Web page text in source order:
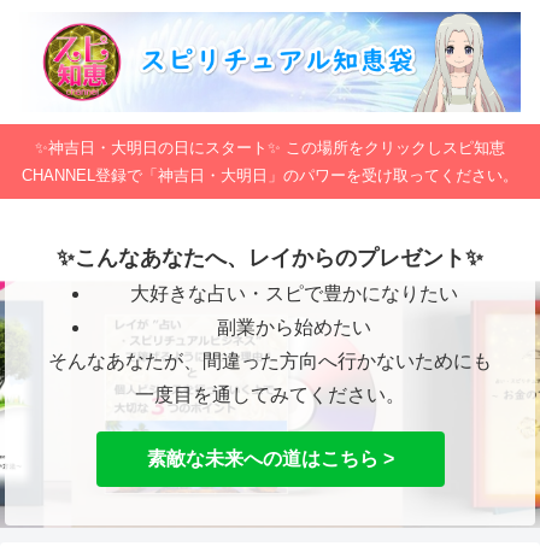
✨神吉日・大明日の日にスタート✨ この場所をクリックしスピ知恵
CHANNEL登録で「神吉日・大明日」のパワーを受け取ってください。
✨こんなあなたへ、レイからのプレゼント✨
大好きな占い・スピで豊かになりたい
副業から始めたい
そんなあなたが、間違った方向へ行かないためにも
一度目を通してみてください。
素敵な未来への道はこちら >